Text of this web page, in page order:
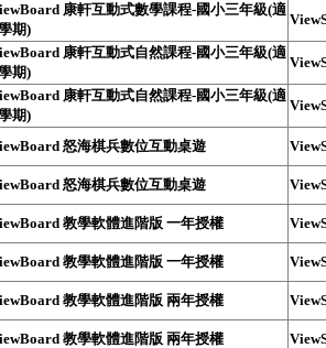
康軒互動式數學課程-國小三年級(適
期)
康軒互動式自然課程-國小三年級(適
期)
康軒互動式自然課程-國小三年級(適
期)
怒海棋兵數位互動桌遊
怒海棋兵數位互動桌遊
教學軟體進階版 一年授權
教學軟體進階版 一年授權
教學軟體進階版 兩年授權
教學軟體進階版 兩年授權